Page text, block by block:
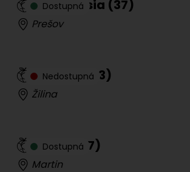
Dostupná
Veľké Prsia (37)
Prešov
Nedostupná
Anet Cz(23)
Žilina
Dostupná
Sárka(27)
Martin